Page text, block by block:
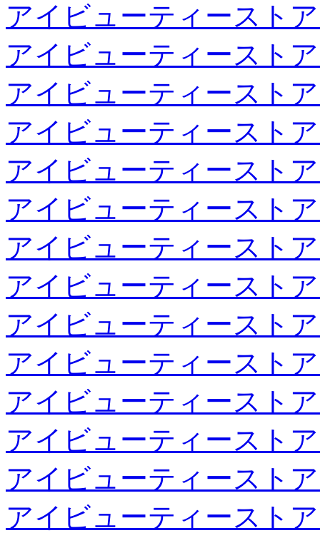
アイビューティースト
アイビューティースト
アイビューティースト
アイビューティースト
アイビューティースト
アイビューティースト
アイビューティースト
アイビューティースト
アイビューティースト
アイビューティースト
アイビューティースト
アイビューティースト
アイビューティースト
アイビューティースト